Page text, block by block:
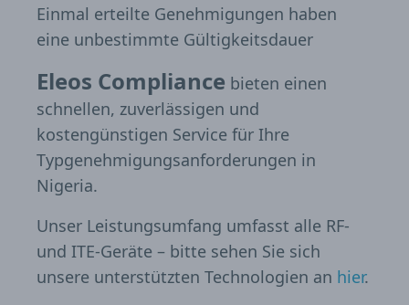
Einmal erteilte Genehmigungen haben
eine unbestimmte Gültigkeitsdauer
Eleos Compliance bieten einen
schnellen, zuverlässigen und
kostengünstigen Service für Ihre
Typgenehmigungsanforderungen in
Nigeria.
Unser Leistungsumfang umfasst alle RF-
und ITE-Geräte – bitte sehen Sie sich
unsere unterstützten Technologien an hier.